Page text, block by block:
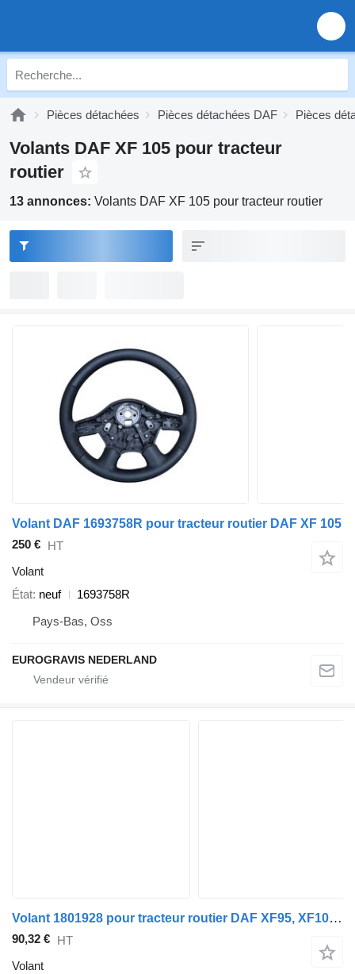
Pièces détachées Pièces détachées DAF Pièces
Volants DAF XF 105 pour tracteur
routier
13 annonces: Volants DAF XF 105 pour tracteur routier
Volant DAF 1693758R pour tracteur routier DAF XF 105
250 € HT
Volant
État neuf
1693758R
Pays-Bas, Oss
EUROGRAVIS NEDERLAND
Volant 1801928 pour tracteur routier DAF XF95, XF105 (2001-2014)
90,32 € HT
Volant